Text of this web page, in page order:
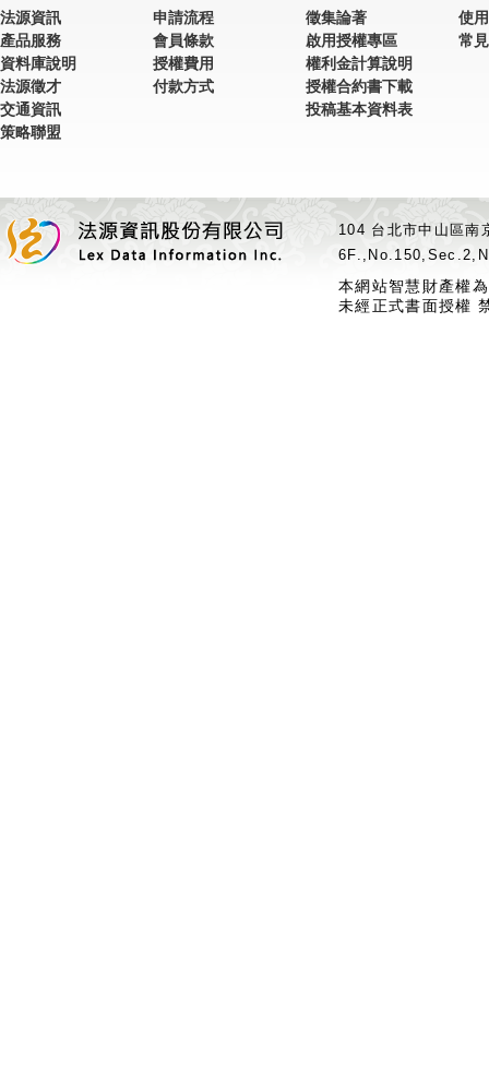
法源資訊
產品服務
資料庫說明
法源徵才
交通資訊
策略聯盟
申請流程
會員條款
授權費用
付款方式
徵集論著
啟用授權專區
權利金計算說明
授權合約書下載
投稿基本資料表
使
常
104 台北市中山區
本網站智慧財產權
未經正式書面授權